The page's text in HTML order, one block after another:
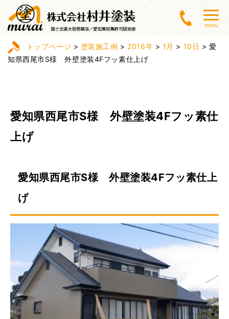
menu
トップページ > 塗装施工例 > 2016年 > 1月 > 10日 > 愛
知県西尾市S様 外壁塗装4Fフッ素仕上げ
愛知県西尾市S様 外壁塗装4Fフッ素仕
上げ
愛知県西尾市S様 外壁塗装4Fフッ素仕上
げ